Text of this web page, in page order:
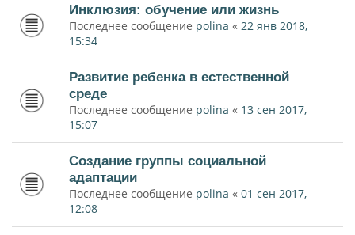
Инклюзия: обучение или жизнь
Последнее сообщение polina « 22 янв 2018,
15:34
Развитие ребенка в естественной
среде
Последнее сообщение polina « 13 сен 2017,
15:07
Создание группы социальной
адаптации
Последнее сообщение polina « 01 сен 2017,
12:08